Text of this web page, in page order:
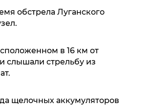
обстрела Луганского
в 16 км от
слышали стрельбу из
щелочных аккумуляторов